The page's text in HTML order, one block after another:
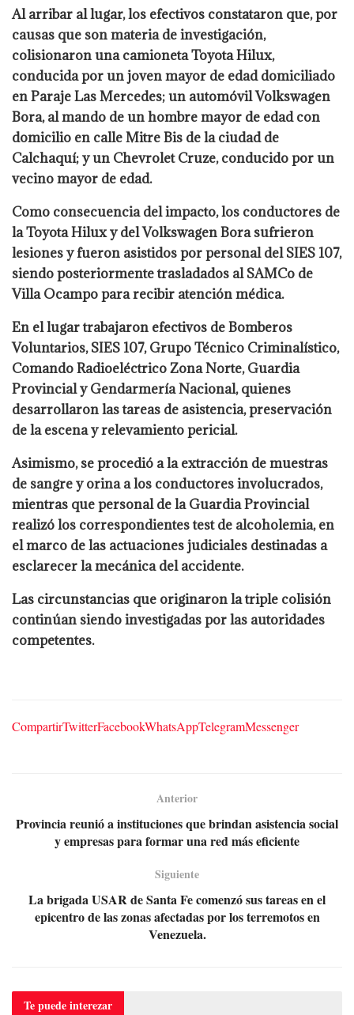
Al arribar al lugar, los efectivos constataron que, por
causas que son materia de investigación,
colisionaron una camioneta Toyota Hilux,
conducida por un joven mayor de edad domiciliado
en Paraje Las Mercedes; un automóvil Volkswagen
Bora, al mando de un hombre mayor de edad con
domicilio en calle Mitre Bis de la ciudad de
Calchaquí; y un Chevrolet Cruze, conducido por un
vecino mayor de edad.
Como consecuencia del impacto, los conductores de
la Toyota Hilux y del Volkswagen Bora sufrieron
lesiones y fueron asistidos por personal del SIES 107,
siendo posteriormente trasladados al SAMCo de
Villa Ocampo para recibir atención médica.
En el lugar trabajaron efectivos de Bomberos
Voluntarios, SIES 107, Grupo Técnico Criminalístico,
Comando Radioeléctrico Zona Norte, Guardia
Provincial y Gendarmería Nacional, quienes
desarrollaron las tareas de asistencia, preservación
de la escena y relevamiento pericial.
Asimismo, se procedió a la extracción de muestras
de sangre y orina a los conductores involucrados,
mientras que personal de la Guardia Provincial
realizó los correspondientes test de alcoholemia, en
el marco de las actuaciones judiciales destinadas a
esclarecer la mecánica del accidente.
Las circunstancias que originaron la triple colisión
continúan siendo investigadas por las autoridades
competentes.
CompartirTwitterFacebookWhatsAppTelegramMessenger
Anterior
Provincia reunió a instituciones que brindan asistencia social
y empresas para formar una red más eficiente
Siguiente
La brigada USAR de Santa Fe comenzó sus tareas en el
epicentro de las zonas afectadas por los terremotos en
Venezuela.
Te puedeinterezar